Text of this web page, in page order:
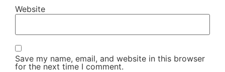
Website
Save my name, email, and website in this browser
for the next time I comment.